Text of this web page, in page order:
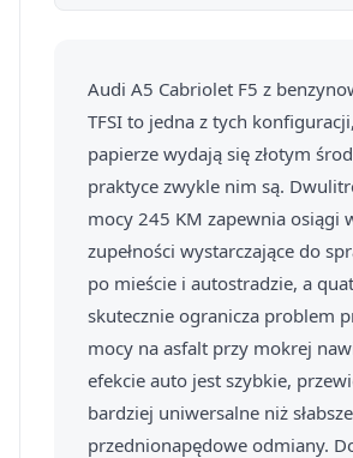
Audi A5 Cabriolet F5 z
TFSI to jedna z tych
papierze wydają się złotym
praktyce zwykle nim są.
mocy 245 KM zapewnia osiągi
zupełności wystarczające do
po mieście i autostradzie, a
skutecznie ogranicza problem
mocy na asfalt przy mokrej
efekcie auto jest szybkie,
bardziej uniwersalne niż słabsze
przednionapędowe odmiany.